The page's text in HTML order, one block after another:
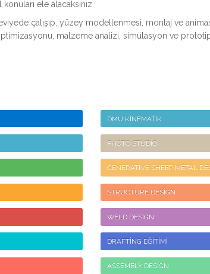
ele alacaksınız.
çalışıp, yüzey modellenmesi, montaj ve
optimizasyonu, malzeme analizi, simülasyon ve
DMU KİNEMATİK
PHOTO STUDİO
GENERATİVE SHEEP METAL
STRUCTURE DESİGN
WELD DESİGN
DRAFTİNG EĞİTİMİ
ASSEMBLY DESİGN